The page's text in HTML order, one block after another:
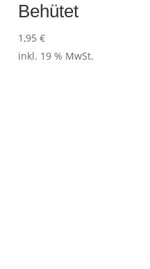
Behütet
1,95€
inkl. 19 % MwSt.